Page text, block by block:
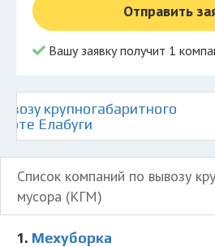
Отправить
Вашу заявку получит 1
крупногабаритного
Елабуги
Список компаний по вывозу
мусора (КГМ)
1. Мехуборка